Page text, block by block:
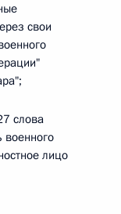
свои
слова
военного
лицо